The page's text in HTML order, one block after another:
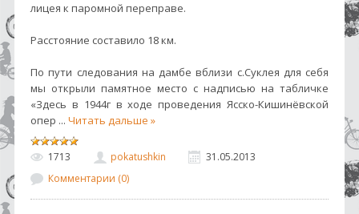
лицея к паромной переправе.
Расстояние составило 18 км.
По пути следования на дамбе вблизи с.Суклея для себя
мы открыли памятное место с надписью на табличке
«Здесь в 1944г в ходе проведения Ясско-Кишинёвской
опер ... Читать дальше »
1713 pokatushkin
31.05.2013
Комментарии (0)